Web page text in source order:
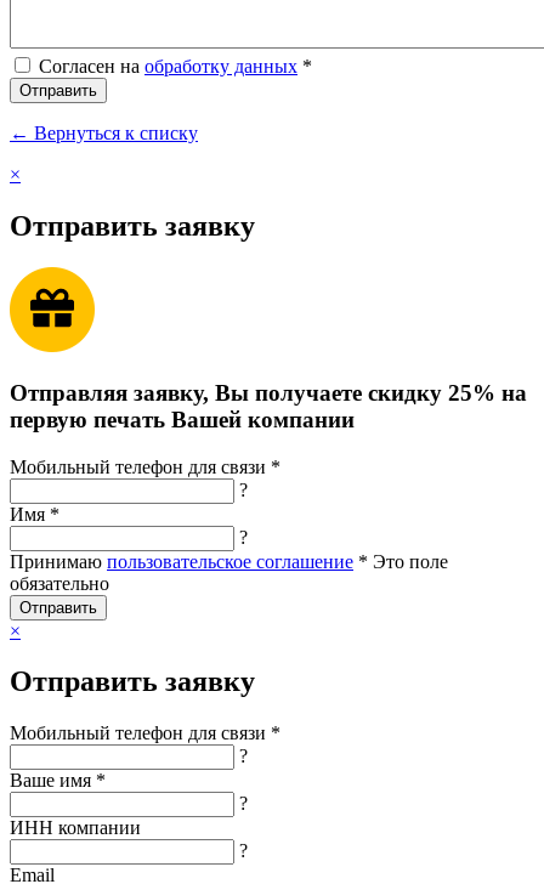
Согласен на обработку данных *
Отправить
← Вернуться к списку
×
Отправить заявку
Отправляя заявку, Вы получаете скидку 25% на
первую печать Вашей компании
Мобильный телефон для связи *
?
Имя *
?
Принимаю пользовательское соглашение * Это поле
обязательно
Отправить
×
Отправить заявку
Мобильный телефон для связи *
?
Ваше имя *
?
ИНН компании
?
Email